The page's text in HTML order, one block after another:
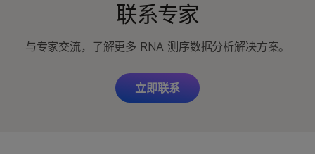
联系专家
与专家交流，了解更多 RNA 测序数据分析解决方案。
立即联系